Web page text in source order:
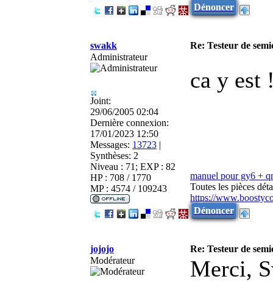
Dénoncer
swakk
Re: Testeur de
Administrateur
Joint:
29/06/2005 02:04
Dernière connexion:
17/01/2023 12:50
Messages: 13723 |
Synthèses: 2
Niveau : 71; EXP : 82
HP : 708 / 1770
MP : 4574 / 109243
ca y est
manuel pour gy6 +
Toutes les pièces
https://
Dénoncer
jojojo
Re: Testeur de
Modérateur
Merci,